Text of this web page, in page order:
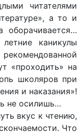
читателями
а то и
оборачивается…
каникулы
«проходить» на
школяров при
и наказания»!
не осилишь…
вкус к чтению,
Что